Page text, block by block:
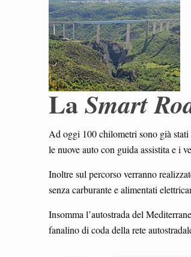
LaSmart
Ad oggi 100 chilometri sono già
le nuove auto con guida assistita e i
Inoltre sul percorso verranno
senza carburante e alimentati
Insomma l’autostrada del
fanalino di coda della rete